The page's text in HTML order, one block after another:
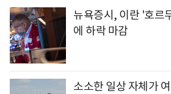
뉴욕증시, 이란 '호르
에 하락 마감
소소한 일상 자체가